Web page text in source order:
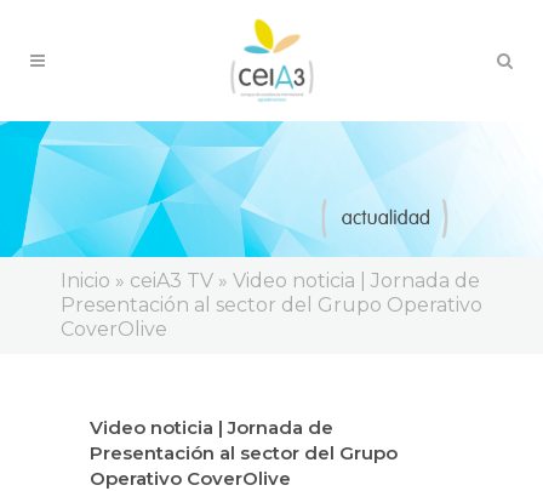
Inicio » ceiA3 TV » Video noticia | Jornada de
Presentación al sector del Grupo Operativo
CoverOlive
Video noticia | Jornada de
Presentación al sector del Grupo
Operativo CoverOlive